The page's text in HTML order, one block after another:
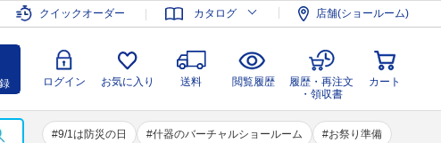
クイックオーダー カタログ 店舗(ショールーム)
ログイン お気に入り 送料 閲覧履歴
履歴・再注文
・領収書
カート
9/1は防災の日 什器のバーチャルショールーム お祭り準備
会員登録 ログイン お気に入り 送料 閲覧履歴
履歴・再注文
・領収書
カート